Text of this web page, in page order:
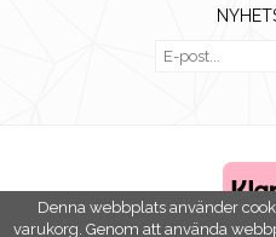
Denna webbplats använder
varukorg. Genom att använda